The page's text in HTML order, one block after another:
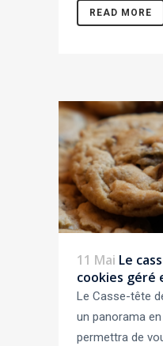
READ MORE
11 Mai Le
cookies géré
Le Casse-tête
un panorama
permettra de